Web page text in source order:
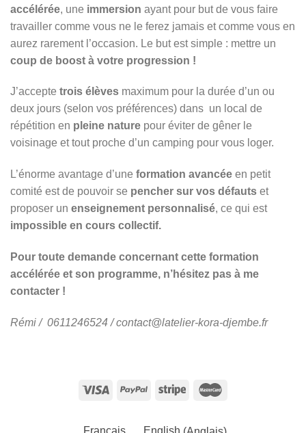
accélérée, une immersion ayant pour but de vous faire
travailler comme vous ne le ferez jamais et comme vous en
aurez rarement l’occasion. Le but est simple : mettre un
coup de boost à votre progression !
J’accepte trois élèves maximum pour la durée d’un ou
deux jours (selon vos préférences) dans un local de
répétition en pleine nature pour éviter de gêner le
voisinage et tout proche d’un camping pour vous loger.
L’énorme avantage d’une formation avancée en petit
comité est de pouvoir se pencher sur vos défauts et
proposer un enseignement personnalisé, ce qui est
impossible en cours collectif.
Pour toute demande concernant cette formation
accélérée et son programme, n’hésitez pas à me
contacter !
Rémi / 0611246524 / contact@latelier-kora-djembe.fr